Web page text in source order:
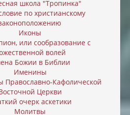
школа "Тропинка"
по христианскому
Иконы
или cообразование с
волей
Божии в Библии
Именины
Православно-Кафолической
Церкви
очерк аскетики
Молитвы